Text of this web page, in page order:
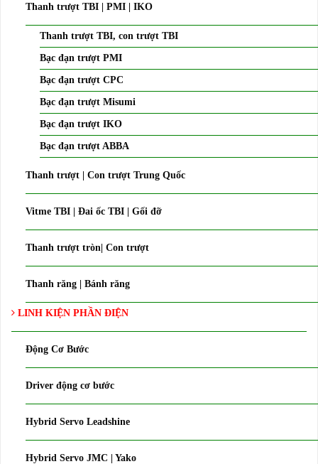
Thanh trượt TBI | PMI | IKO
Thanh trượt TBI, con trượt TBI
Bạc đạn trượt PMI
Bạc đạn trượt CPC
Bạc đạn trượt Misumi
Bạc đạn trượt IKO
Bạc đạn trượt ABBA
Thanh trượt | Con trượt Trung Quốc
Vitme TBI | Đai ốc TBI | Gối đỡ
Thanh trượt tròn| Con trượt
Thanh răng | Bánh răng
LINH KIỆN PHẦN ĐIỆN
Động Cơ Bước
Driver động cơ bước
Hybrid Servo Leadshine
Hybrid Servo JMC | Yako